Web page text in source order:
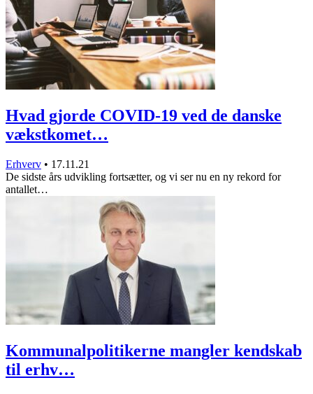
Hvad gjorde COVID-19 ved de danske
vækstkomet…
Erhverv • 17.11.21
De sidste års udvikling fortsætter, og vi ser nu en ny rekord for
antallet…
Kommunalpolitikerne mangler kendskab
til erhv…